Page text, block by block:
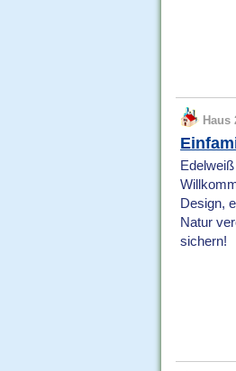
Haus
Design,
Natur
sichern!